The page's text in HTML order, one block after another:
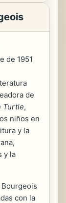
de 1951
de
Turtle,
niños en
y la
y la
con la